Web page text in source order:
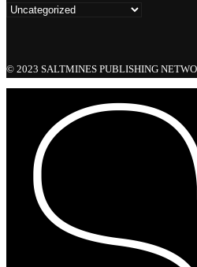
© 2023 SALTMINES PUBLISHING